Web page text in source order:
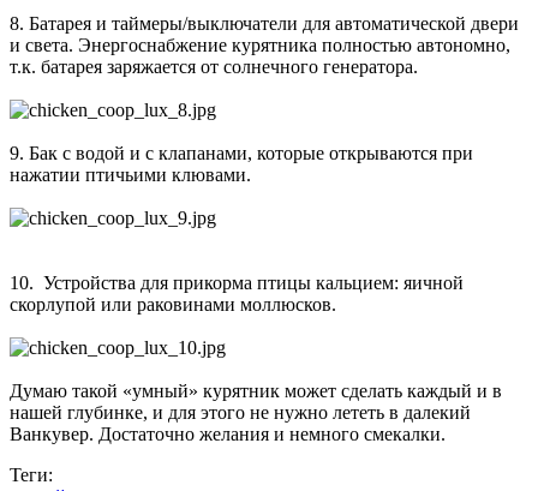
8. Батарея и таймеры/выключатели для автоматической двери
и света. Энергоснабжение курятника полностью автономно,
т.к. батарея заряжается от солнечного генератора.
9. Бак с водой и с клапанами, которые открываются при
нажатии птичьими клювами.
10. Устройства для прикорма птицы кальцием: яичной
скорлупой или раковинами моллюсков.
Думаю такой «умный» курятник может сделать каждый и в
нашей глубинке, и для этого не нужно лететь в далекий
Ванкувер. Достаточно желания и немного смекалки.
Теги: